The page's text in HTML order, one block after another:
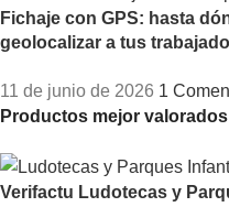
Fichaje con GPS: hasta
geolocalizar a tus
11 de junio de 2026 1
Productos mejor valorados
Verifactu Ludotecas y